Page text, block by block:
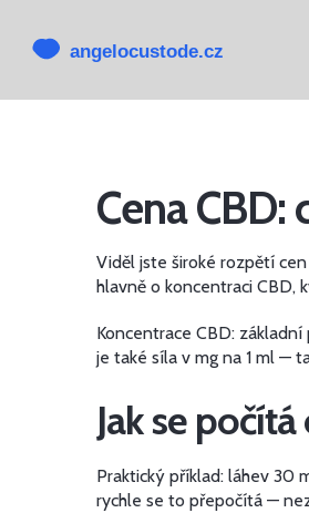
Cena
Viděl jste široké rozpětí
hlavně o koncentraci CBD,
Koncentrace CBD:
je také síla v mg na 1 ml —
Jak se
Praktický příklad: láhev 30
rychle se to přepočítá —